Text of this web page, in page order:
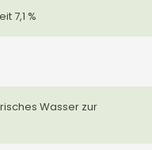
7,1 %
Wasser zur